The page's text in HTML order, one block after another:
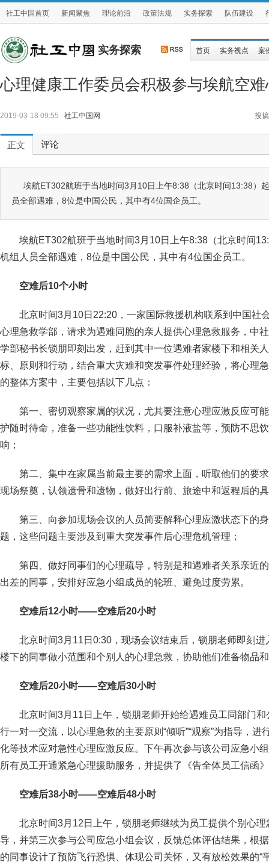
社工中国首页 新闻聚焦 理论前沿 政策法规 实务探索 队伍建设
实务探索 首页 实务视点 案
心理健康工作委员会积极参与埃航空
2019-03-18 09:55 社工中国网 投搞
正文 评论
埃航ET302航班于当地时间3月10日上午8:38（北京时间13:38）
员全部遇难，8位是中国公民，其中有4位国企员工。
埃航ET302航班于当地时间3月10日上午8:38（北京时间
机组人员全部遇难，8位是中国公民，其中有4位国企员工。
空难后10个小时
北京时间3月10日22:20，一家国际救援机构联系到中国社
心理急救学部，请求为遇难同胞的亲人提供心理急救服务，中
学部秘书长锁朋即刻出发，赶到其中一位遇难者家楼下和相关
标、原则和行动，结合重大灾难和突发事件处理经验，将心理
的整体方案中，主要包括以下几点：
第一、密切观察家属的状况，尤其要注意心理应激反应可
护随时待命，准备一些功能性饮料，口服补液盐等，预防不思
响；
第二、集中在家属当前最主要的需求上面，听取他们的要
现场祭奠，认领遗骨和遗物，做好出行前、旅途中和返程后的
第三、向参加现场会议的人员简要解释心理应激状态下的
题，这些问题主要涉及到重大突发事件后心理危机管理；
第四、做好同事们的心理疏导，特别是和遇难者关系亲近
出差的同事，安排好应急小组成员的轮班、避免过度劳累。
空难后12小时——空难后20小时
北京时间3月11日0:30，现场会议结束后，锁朋老师即刻
楼下的同事做小范围和个别人的心理急救，协助他们准备物品
空难后20小时——空难后30小时
北京时间3月11日上午，锁朋老师开始给遇难员工同部门
行一对一交流，以心理急救的主要原则“倾听”“观察”为指导，
化等技术应对急性心理应激反应。下午再次参与该公司应急小
所有员工开通紧急心理援助服务，并提供了《告全体员工信函
空难后38小时——空难后48小时
北京时间3月12日上午，锁朋老师继续为员工提供个别心
导，并第三次参与公司应急小组会议，反馈总体评估结果，根
的同事设计了预防飞行恐惧、体现公司关怀，又有放松效果的“